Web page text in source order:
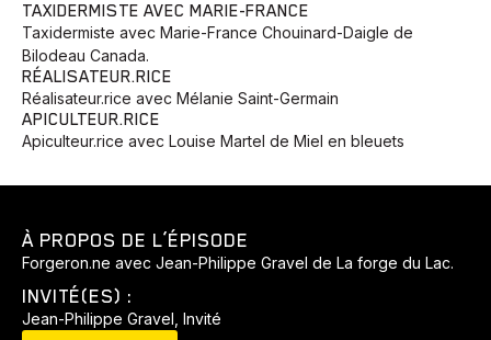
TAXIDERMISTE AVEC MARIE-FRANCE
Taxidermiste avec Marie-France Chouinard-Daigle de
Bilodeau Canada.
RÉALISATEUR.RICE
Réalisateur.rice avec Mélanie Saint-Germain
APICULTEUR.RICE
Apiculteur.rice avec Louise Martel de Miel en bleuets
À PROPOS DE L’ÉPISODE
Forgeron.ne avec Jean-Philippe Gravel de La forge du Lac.
INVITÉ(ES) :
Jean-Philippe Gravel, Invité